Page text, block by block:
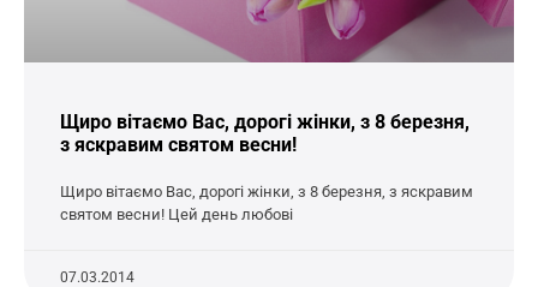
Щиро вітаємо Вас, дорогі жінки, з 8 березня,
з яскравим святом весни!
Щиро вітаємо Вас, дорогі жінки, з 8 березня, з яскравим
святом весни! Цей день любові
07.03.2014